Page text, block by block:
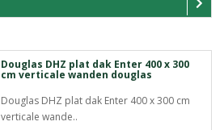
Douglas DHZ plat dak Enter 400 x 300
cm verticale wanden douglas
Douglas DHZ plat dak Enter 400 x 300 cm
verticale wande..